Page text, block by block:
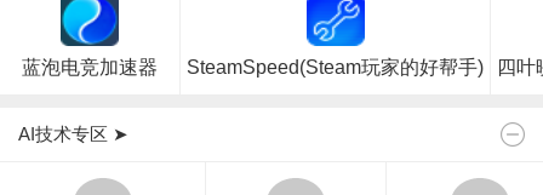
蓝泡电竞加速器 SteamSpeed(Steam玩家的好帮手) 四叶
AI技术专区 ➤